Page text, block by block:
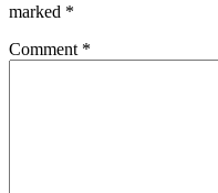
marked *
Comment *